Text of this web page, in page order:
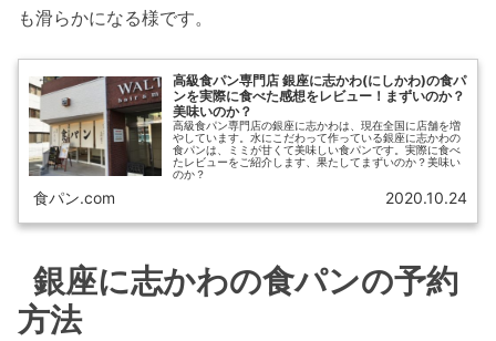
も滑らかになる様です。
高級食パン専門店 銀座に志かわ(にしかわ)の食パ
ンを実際に食べた感想をレビュー！まずいのか？
美味いのか？
高級食パン専門店の銀座に志かわは、現在全国に店舗を増
やしています。水にこだわって作っている銀座に志かわの
食パンは、ミミが甘くて美味しい食パンです。実際に食べ
たレビューをご紹介します、果たしてまずいのか？美味い
のか？
食パン.com 2020.10.24
銀座に志かわの食パンの予約
方法